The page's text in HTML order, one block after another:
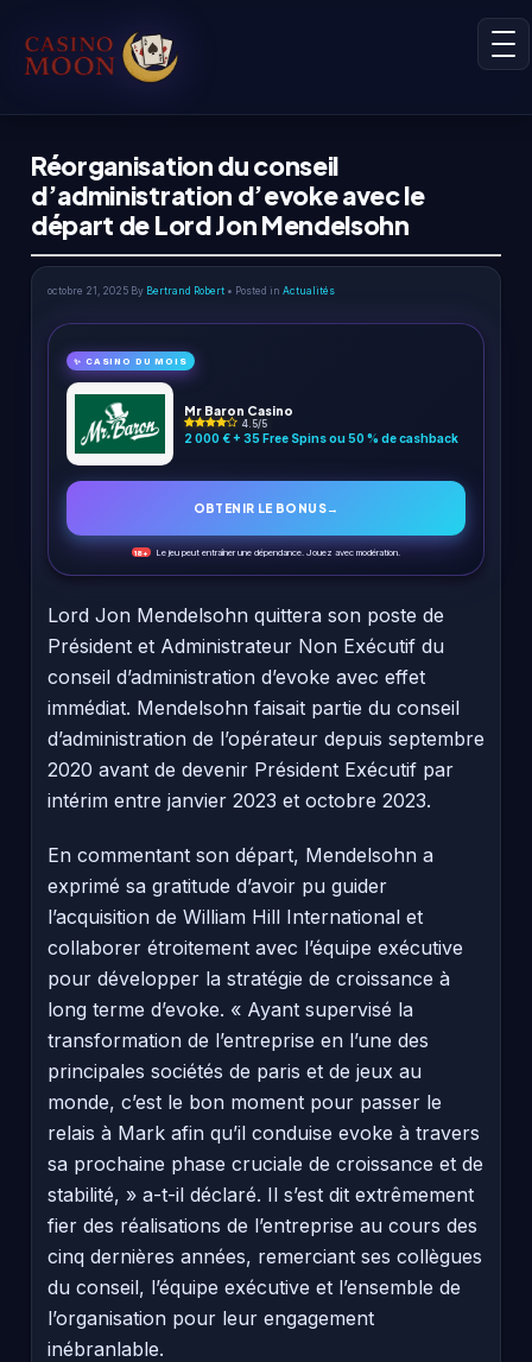
Réorganisation du conseil
d’administration d’evoke avec le
départ de Lord Jon Mendelsohn
octobre 21, 2025 By Bertrand Robert • Posted in Actualités
✨ CASINO DU MOIS
Mr Baron Casino
4.5/5
2 000 € + 35 Free Spins ou 50 % de cashback
OBTENIR LE BONUS→
18+ Le jeu peut entraîner une dépendance. Jouez avec modération.
Lord Jon Mendelsohn quittera son poste de
Président et Administrateur Non Exécutif du
conseil d’administration d’evoke avec effet
immédiat. Mendelsohn faisait partie du conseil
d’administration de l’opérateur depuis septembre
2020 avant de devenir Président Exécutif par
intérim entre janvier 2023 et octobre 2023.
En commentant son départ, Mendelsohn a
exprimé sa gratitude d’avoir pu guider
l’acquisition de William Hill International et
collaborer étroitement avec l’équipe exécutive
pour développer la stratégie de croissance à
long terme d’evoke. « Ayant supervisé la
transformation de l’entreprise en l’une des
principales sociétés de paris et de jeux au
monde, c’est le bon moment pour passer le
relais à Mark afin qu’il conduise evoke à travers
sa prochaine phase cruciale de croissance et de
stabilité, » a-t-il déclaré. Il s’est dit extrêmement
fier des réalisations de l’entreprise au cours des
cinq dernières années, remerciant ses collègues
du conseil, l’équipe exécutive et l’ensemble de
l’organisation pour leur engagement
inébranlable.